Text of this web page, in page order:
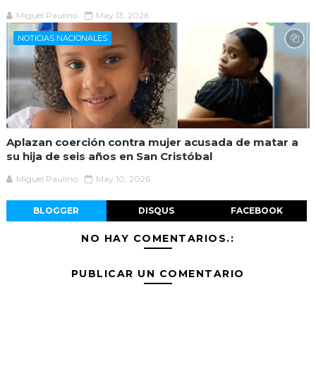
Miguel Paulino May 13, 2026
NOTICIAS NACIONALES
Aplazan coerción contra mujer acusada de matar a
su hija de seis años en San Cristóbal
Miguel Paulino May 10, 2026
BLOGGER DISQUS FACEBOOK
NO HAY COMENTARIOS.:
PUBLICAR UN COMENTARIO